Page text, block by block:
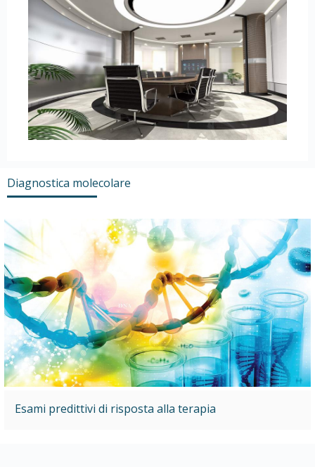
Diagnostica molecolare
Esami predittivi di risposta alla terapia